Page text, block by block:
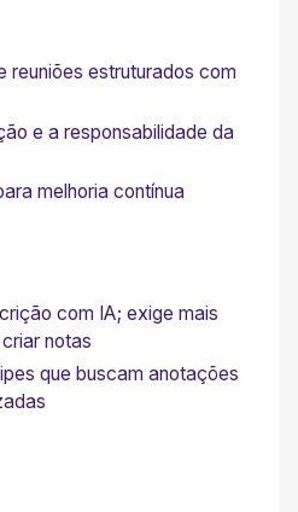
reuniões estruturados com
e a responsabilidade da
melhoria contínua
com IA; exige mais
notas
que buscam anotações